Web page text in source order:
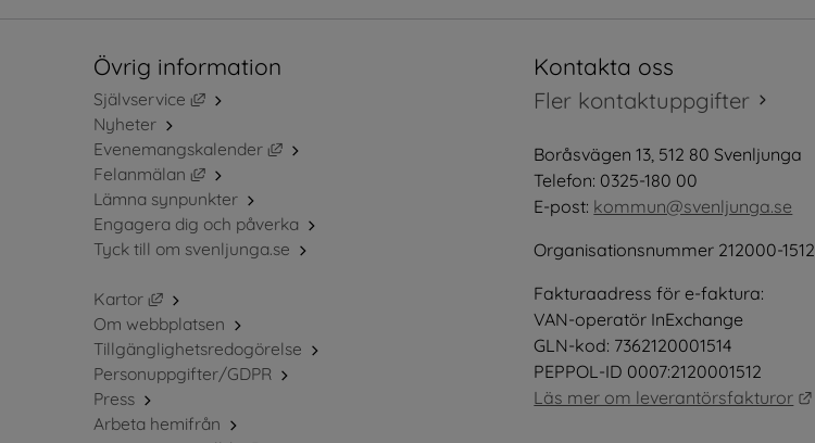
Övrig information
Självservice
Länk till annan webbplats, öppnas i nytt fönster.
Nyheter
Evenemangskalender
Länk till annan webbplats, öppnas i nytt fönster.
Felanmälan
Länk till annan webbplats, öppnas i nytt fönster.
Lämna synpunkter
Engagera dig och påverka
Tyck till om svenljunga.se
Kartor
Länk till annan webbplats, öppnas i nytt fönster.
Om webbplatsen
Tillgänglighetsredogörelse
Personuppgifter/GDPR
Press
Arbeta hemifrån
Kontakta oss
Fler kontaktuppgifter
Boråsvägen 13, 512 80 Svenljunga
Telefon: 0325-180 00
E-post: kommun@svenljunga.se
Organisationsnummer 212000-1512
Fakturaadress för e-faktura:
VAN-operatör InExchange
GLN-kod: 7362120001514
PEPPOL-ID 0007:2120001512
Läs mer om leverantörsfakturor